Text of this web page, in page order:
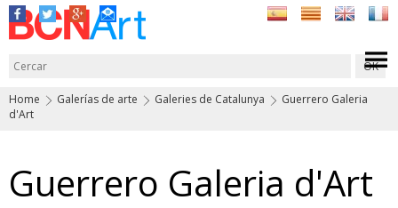
Home Galerías de arte Galeries de Catalunya
Guerrero Galeria
d'Art
Guerrero Galeria d'Art